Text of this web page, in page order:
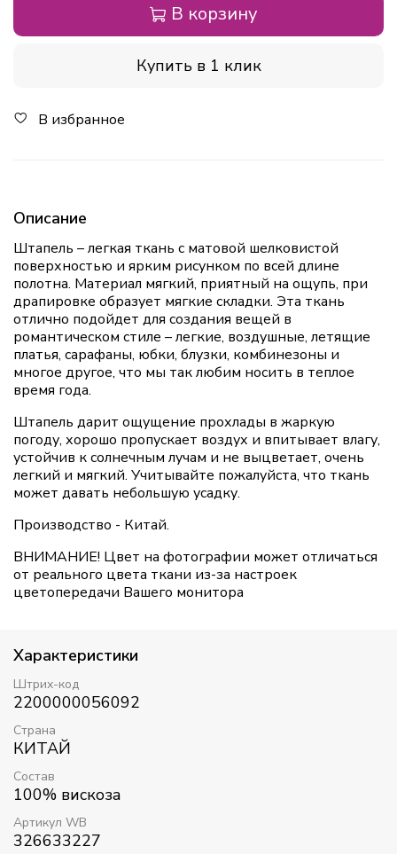
В корзину
Купить в 1 клик
В избранное
Описание
Штапель – легкая ткань с матовой шелковистой
поверхностью и ярким рисунком по всей длине
полотна. Материал мягкий, приятный на ощупь, при
драпировке образует мягкие складки. Эта ткань
отлично подойдет для создания вещей в
романтическом стиле – легкие, воздушные, летящие
платья, сарафаны, юбки, блузки, комбинезоны и
многое другое, что мы так любим носить в теплое
время года.
Штапель дарит ощущение прохлады в жаркую
погоду, хорошо пропускает воздух и впитывает влагу,
устойчив к солнечным лучам и не выцветает, очень
легкий и мягкий. Учитывайте пожалуйста, что ткань
может давать небольшую усадку.
Производство - Китай.
ВНИМАНИЕ! Цвет на фотографии может отличаться
от реального цвета ткани из-за настроек
цветопередачи Вашего монитора
Характеристики
Штрих-код
2200000056092
Страна
КИТАЙ
Состав
100% вискоза
Артикул WB
326633227